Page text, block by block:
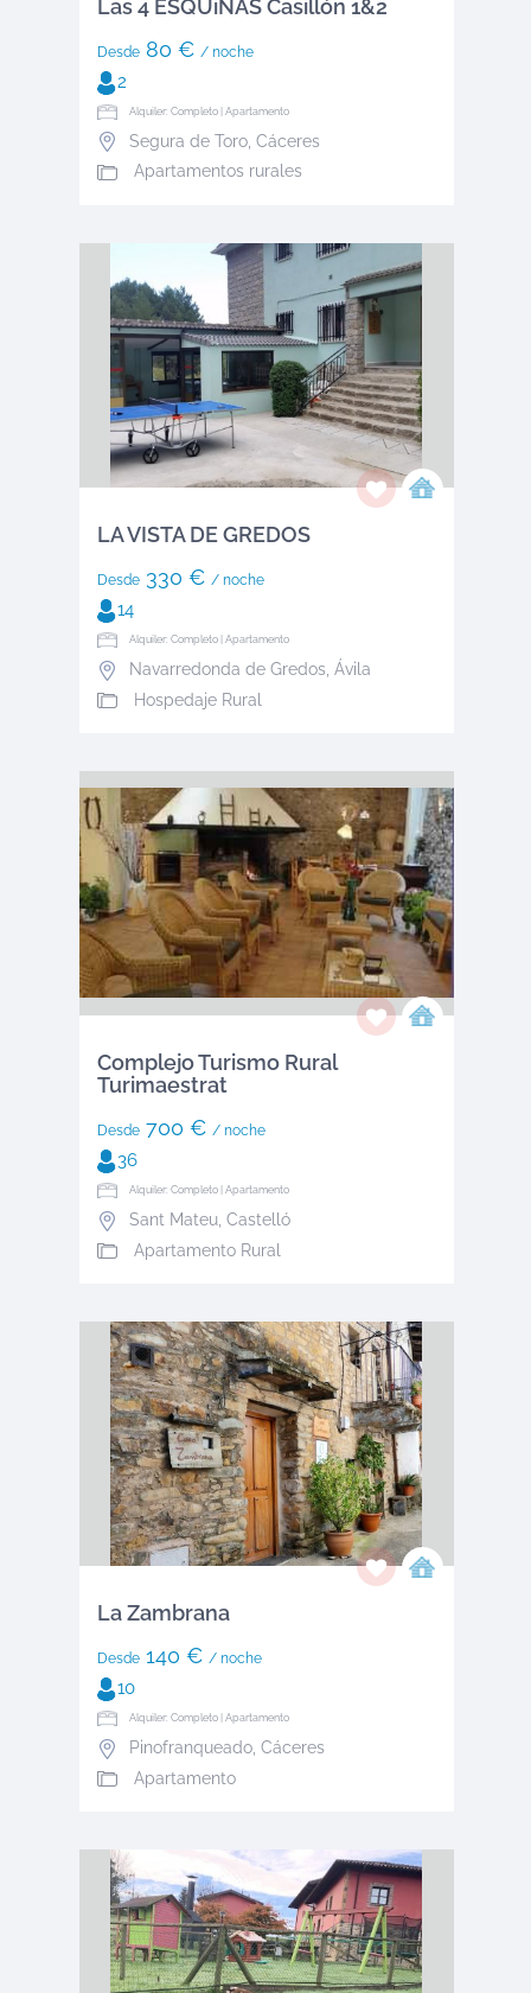
Las 4 ESQUiNAS Casillón 1&2
Desde80 € / noche
2
Alquiler: Completo | Apartamento
Segura de Toro, Cáceres
Apartamentos rurales
LA VISTA DE GREDOS
Desde330 € / noche
14
Alquiler: Completo | Apartamento
Navarredonda de Gredos, Ávila
Hospedaje Rural
Complejo Turismo Rural
Turimaestrat
Desde700 € / noche
36
Alquiler: Completo | Apartamento
Sant Mateu, Castelló
Apartamento Rural
La Zambrana
Desde140 € / noche
10
Alquiler: Completo | Apartamento
Pinofranqueado, Cáceres
Apartamento